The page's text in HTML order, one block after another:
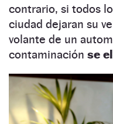
contrario, si todos
ciudad dejaran su
volante de un
contaminación se